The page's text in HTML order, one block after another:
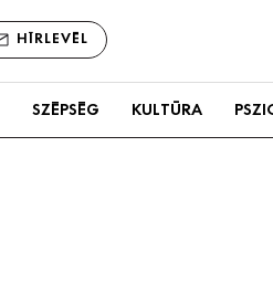
HÍRLEVÉL
SZÉPSÉG KULTÚRA